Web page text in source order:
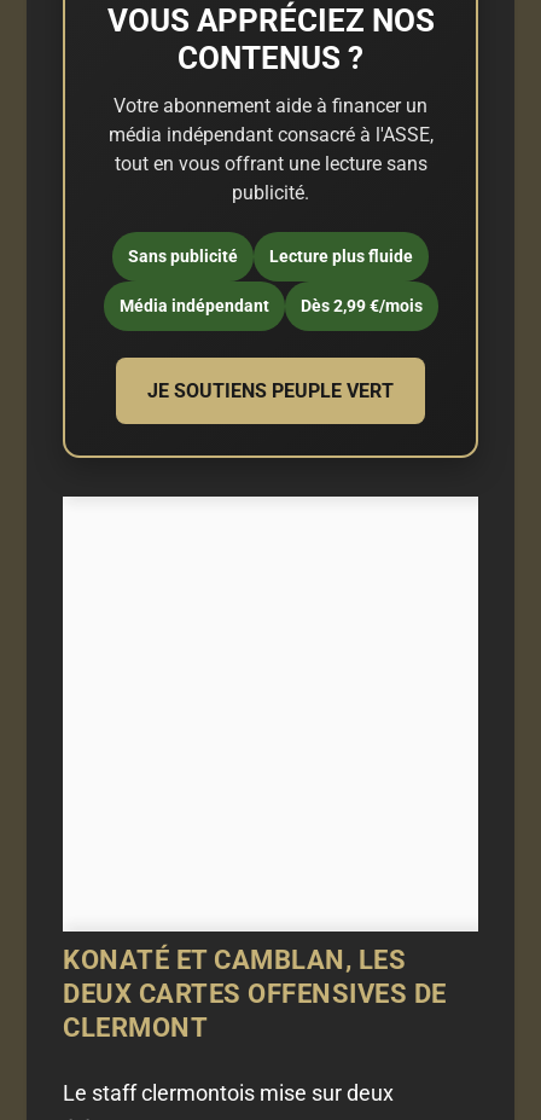
VOUS APPRÉCIEZ NOS
CONTENUS ?
Votre abonnement aide à financer un
média indépendant consacré à l'ASSE,
tout en vous offrant une lecture sans
publicité.
Sans publicité Lecture plus fluide
Média indépendant Dès 2,99 €/mois
JE SOUTIENS PEUPLE VERT
KONATÉ ET CAMBLAN, LES
DEUX CARTES OFFENSIVES DE
CLERMONT
Le staff clermontois mise sur deux